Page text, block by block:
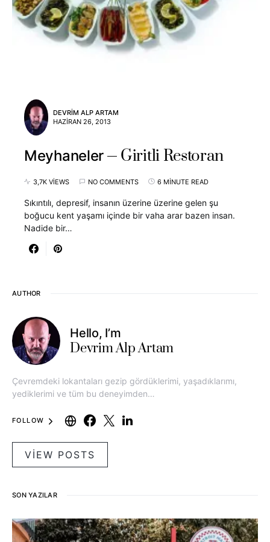
DEVRIM ALP ARTAM
HAZIRAN 26, 2013
Meyhaneler Giritli Restoran
3,7K VIEWS NO COMMENTS 6 MINUTE READ
Sıkıntılı, depresif, insanın üzerine üzerine gelen şu
boğucu kent yaşamı içinde bir vaha arar bazen insan.
Nadide bir…
AUTHOR
Hello, I’m
Devrim Alp Artam
Çevremdeki lokantaları gezip gördüklerimi, yaşadıklarımı,
yediklerimi ve tüm bu deneyimden…
FOLLOW
VIEW POSTS
SON YAZILAR